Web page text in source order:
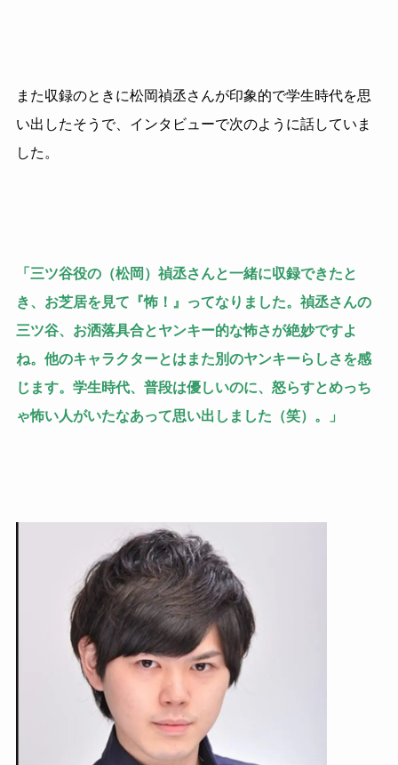
また収録のときに松岡禎丞さんが印象的で学生時代を思
い出したそうで、インタビューで次のように話していま
した。
「三ツ谷役の（松岡）禎丞さんと一緒に収録できたと
き、お芝居を見て『怖！』ってなりました。禎丞さんの
三ツ谷、お洒落具合とヤンキー的な怖さが絶妙ですよ
ね。他のキャラクターとはまた別のヤンキーらしさを感
じます。学生時代、普段は優しいのに、怒らすとめっち
ゃ怖い人がいたなあって思い出しました（笑）。」